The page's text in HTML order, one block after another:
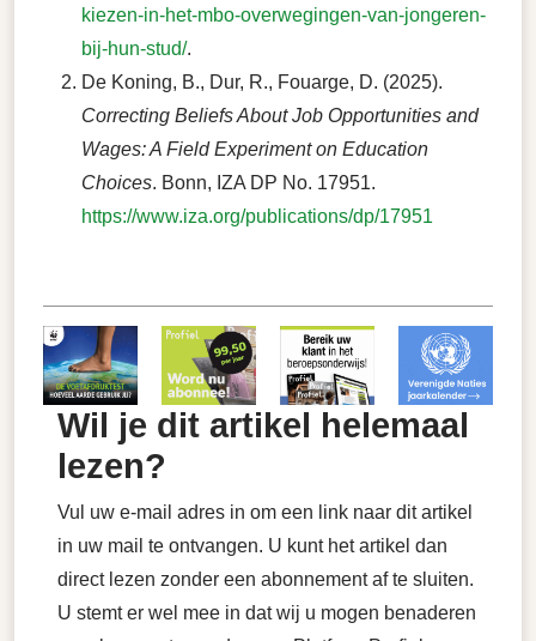
kiezen-in-het-mbo-overwegingen-van-jongeren-
bij-hun-stud/.
De Koning, B., Dur, R., Fouarge, D. (2025).
Correcting Beliefs About Job Opportunities and
Wages: A Field Experiment on Education
Choices. Bonn, IZA DP No. 17951.
https://www.iza.org/publications/dp/17951
Wil je dit artikel helemaal
lezen?
Vul uw e-mail adres in om een link naar dit artikel
in uw mail te ontvangen. U kunt het artikel dan
direct lezen zonder een abonnement af te sluiten.
U stemt er wel mee in dat wij u mogen benaderen